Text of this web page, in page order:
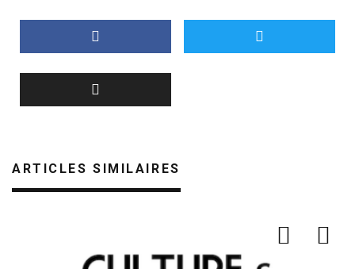
ARTICLES SIMILAIRES